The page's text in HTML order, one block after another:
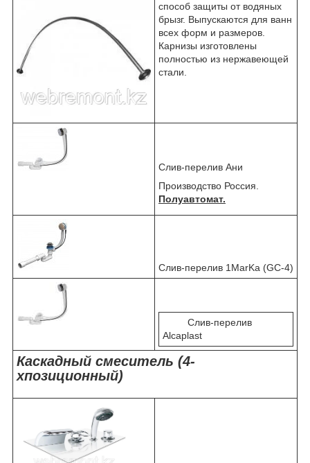
способ защиты от водяных
брызг. Выпускаются для ванн
всех форм и размеров.
Карнизы изготовлены
полностью из нержавеющей
стали.
Слив-перелив Ани
Производство Россия.
Полуавтомат.
Слив-перелив 1MarKa (GC-4)
Слив-перелив
Alcaplast
Каскадный смеситель (4-
хпозиционный)